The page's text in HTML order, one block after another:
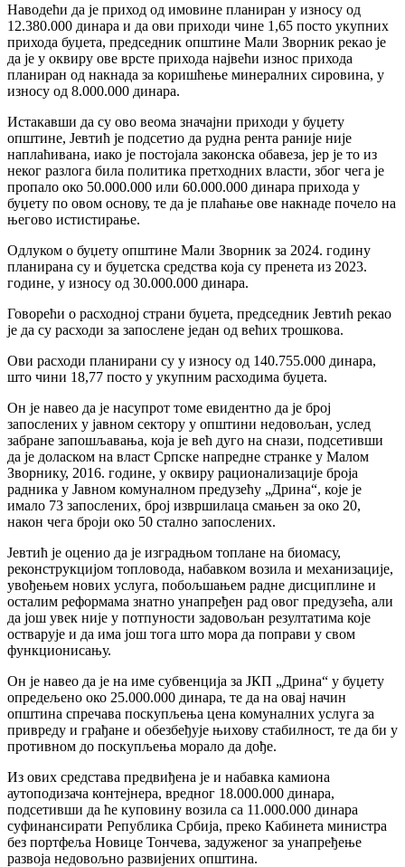
Наводећи да је приход од имовине планиран у износу од
12.380.000 динара и да ови приходи чине 1,65 посто укупних
прихода буџета, председник општине Мали Зворник рекао је
да је у оквиру ове врсте прихода највећи износ прихода
планиран од накнада за коришћење минералних сировина, у
износу од 8.000.000 динара.
Истакавши да су ово веома значајни приходи у буџету
општине, Јевтић је подсетио да рудна рента раније није
наплаћивана, иако је постојала законска обавеза, јер је то из
неког разлога била политика претходних власти, због чега је
пропало око 50.000.000 или 60.000.000 динара прихода у
буџету по овом основу, те да је плаћање ове накнаде почело на
његово истистирање.
Одлуком о буџету општине Мали Зворник за 2024. годину
планирана су и буџетска средства која су пренета из 2023.
године, у износу од 30.000.000 динара.
Говорећи о расходној страни буџета, председник Јевтић рекао
је да су расходи за запослене један од већих трошкова.
Ови расходи планирани су у износу од 140.755.000 динара,
што чини 18,77 посто у укупним расходима буџета.
Он је навео да је насупрот томе евидентно да је број
запослених у јавном сектору у општини недовољан, услед
забране запошљавања, која је већ дуго на снази, подсетивши
да је доласком на власт Српске напредне странке у Малом
Зворнику, 2016. године, у оквиру рационализације броја
радника у Јавном комуналном предузећу „Дрина“, које је
имало 73 запослених, број извршилаца смањен за око 20,
након чега броји око 50 стално запослених.
Јевтић је оценио да је изградњом топлане на биомасу,
реконструкцијом топловода, набавком возила и механизације,
увођењем нових услуга, побољшањем радне дисциплине и
осталим реформама знатно унапређен рад овог предузећа, али
да још увек није у потпуности задовољан резултатима које
остварује и да има још тога што мора да поправи у свом
функционисању.
Он је навео да је на име субвенција за ЈКП „Дрина“ у буџету
опредељено око 25.000.000 динара, те да на овај начин
општина спречава поскупљења цена комуналних услуга за
привреду и грађане и обезбеђује њихову стабилност, те да би у
противном до поскупљења морало да дође.
Из ових средстава предвиђена је и набавка камиона
аутоподизача контејнера, вредног 18.000.000 динара,
подсетивши да ће куповину возила са 11.000.000 динара
суфинансирати Република Србија, преко Кабинета министра
без портфеља Новице Тончева, задуженог за унапређење
развоја недовољно развијених општина.